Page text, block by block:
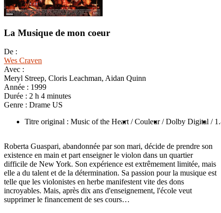
La Musique de mon coeur
De :
Wes Craven
Avec :
Meryl Streep, Cloris Leachman, Aidan Quinn
Année : 1999
Durée : 2 h 4 minutes
Genre : Drame US
Titre original : Music of the Heart / Couleur / Dolby Digital /
Roberta Guaspari, abandonnée par son mari, décide de prendre son
existence en main et part enseigner le violon dans un quartier
difficile de New York. Son expérience est extrêmement limitée, mais
elle a du talent et de la détermination. Sa passion pour la musique est
telle que les violonistes en herbe manifestent vite des dons
incroyables. Mais, après dix ans d'enseignement, l'école veut
supprimer le financement de ses cours…